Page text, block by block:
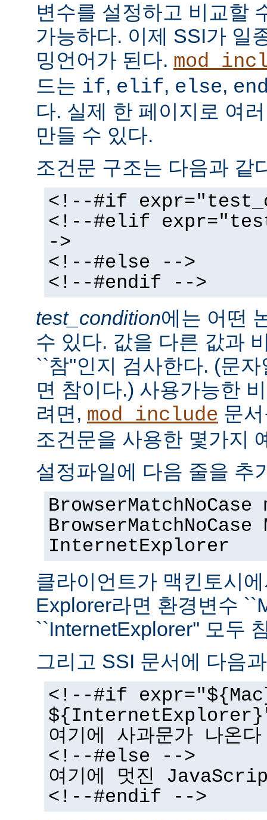
변수를 설정하고 비교할
가능하다. 이제 SSI가 일
밍언어가 된다.
드는 if, elif, else,
다. 실제 한 페이지로 여
만들 수 있다.
조건문 구조는 다음과 같
<!--#if
<!--#elif
->
<!--#else -->
<!--#endif -->
test_condition에는 어떤
수 있다. 값을 다른 값과
``참''인지 검사한다. (문
면 참이다.) 사용가능한
려면, mod_include 문
조건문을 사용한 몇가지
설정파일에 다음 줄을 추
BrowserMatchNoCase
InternetExplorer
클라이언트가 맥킨토시
Explorer라면 환경변수
``InternetExplorer'' 모두
그리고 SSI 문서에 다음
<!--#if
여기에 사과문가 나온다
<!--#else -->
여기에 멋진
<!--#endif -->